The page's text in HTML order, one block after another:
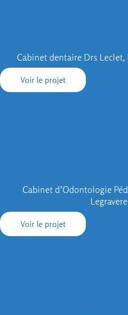
Cabinet dentaire Drs Leclet,
Voir le projet
Cabinet d’Odontologie
Voir le projet